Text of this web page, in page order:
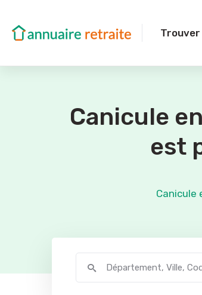
Canicule
est
Canicule